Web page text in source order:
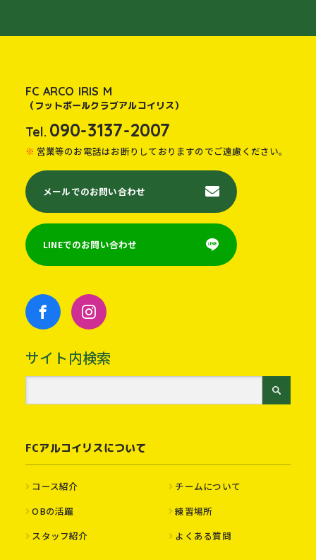
FC ARCO IRIS M
（フットボールクラブアルコイリス）
Tel. 090-3137-2007
営業等のお電話はお断りしておりますのでご遠慮ください。
メールでのお問い合わせ
LINEでのお問い合わせ
サイト内検索
FCアルコイリスについて
コース紹介
チームについて
OBの活躍
練習場所
スタッフ紹介
よくある質問